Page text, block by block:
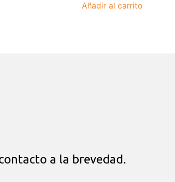
Añadir al carrito
a la brevedad.